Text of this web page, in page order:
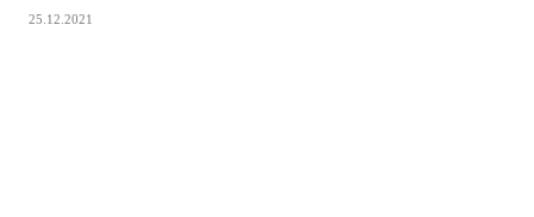
25.12.2021